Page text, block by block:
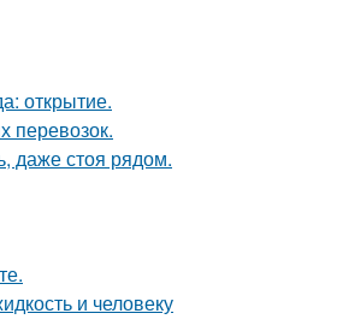
открытие.
перевозок.
даже стоя рядом.
и человеку